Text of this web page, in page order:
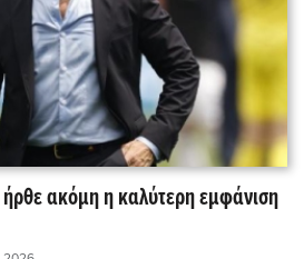
ακόμη η καλύτερη εμφάνιση